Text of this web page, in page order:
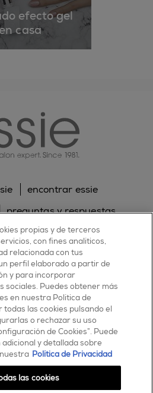
efecto gel
casa
encontrar essie
preguntas y respuestas
con nosotros
política de privacidad
pinterestyoutube
ESSIE
– 92300 Levallois-Perret
FRANCE
propias y de terceros
con fines analíticos,
relacionada con tus
perfil elaborado a partir de
y para incorporar
sociales. Puedes obtener más
en nuestra Política de
todas las cookies pulsando el
o rechazar su uso
de Cookies”. Puede
y detallada sobre
Política de Privacidad
las cookies